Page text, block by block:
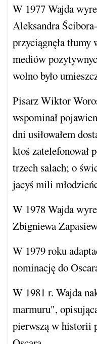
W 1977 Wajda
Aleksandra
przyciągnęła
mediów
wolno było
Pisarz Wiktor
wspominał
dni usiłowałem
ktoś zatelefonował
trzech salach; o
jacyś mili
W 1978 Wajda
Zbigniewa
W 1979 roku
nominację do
W 1981 r. Wajda
marmuru",
pierwszą w historii